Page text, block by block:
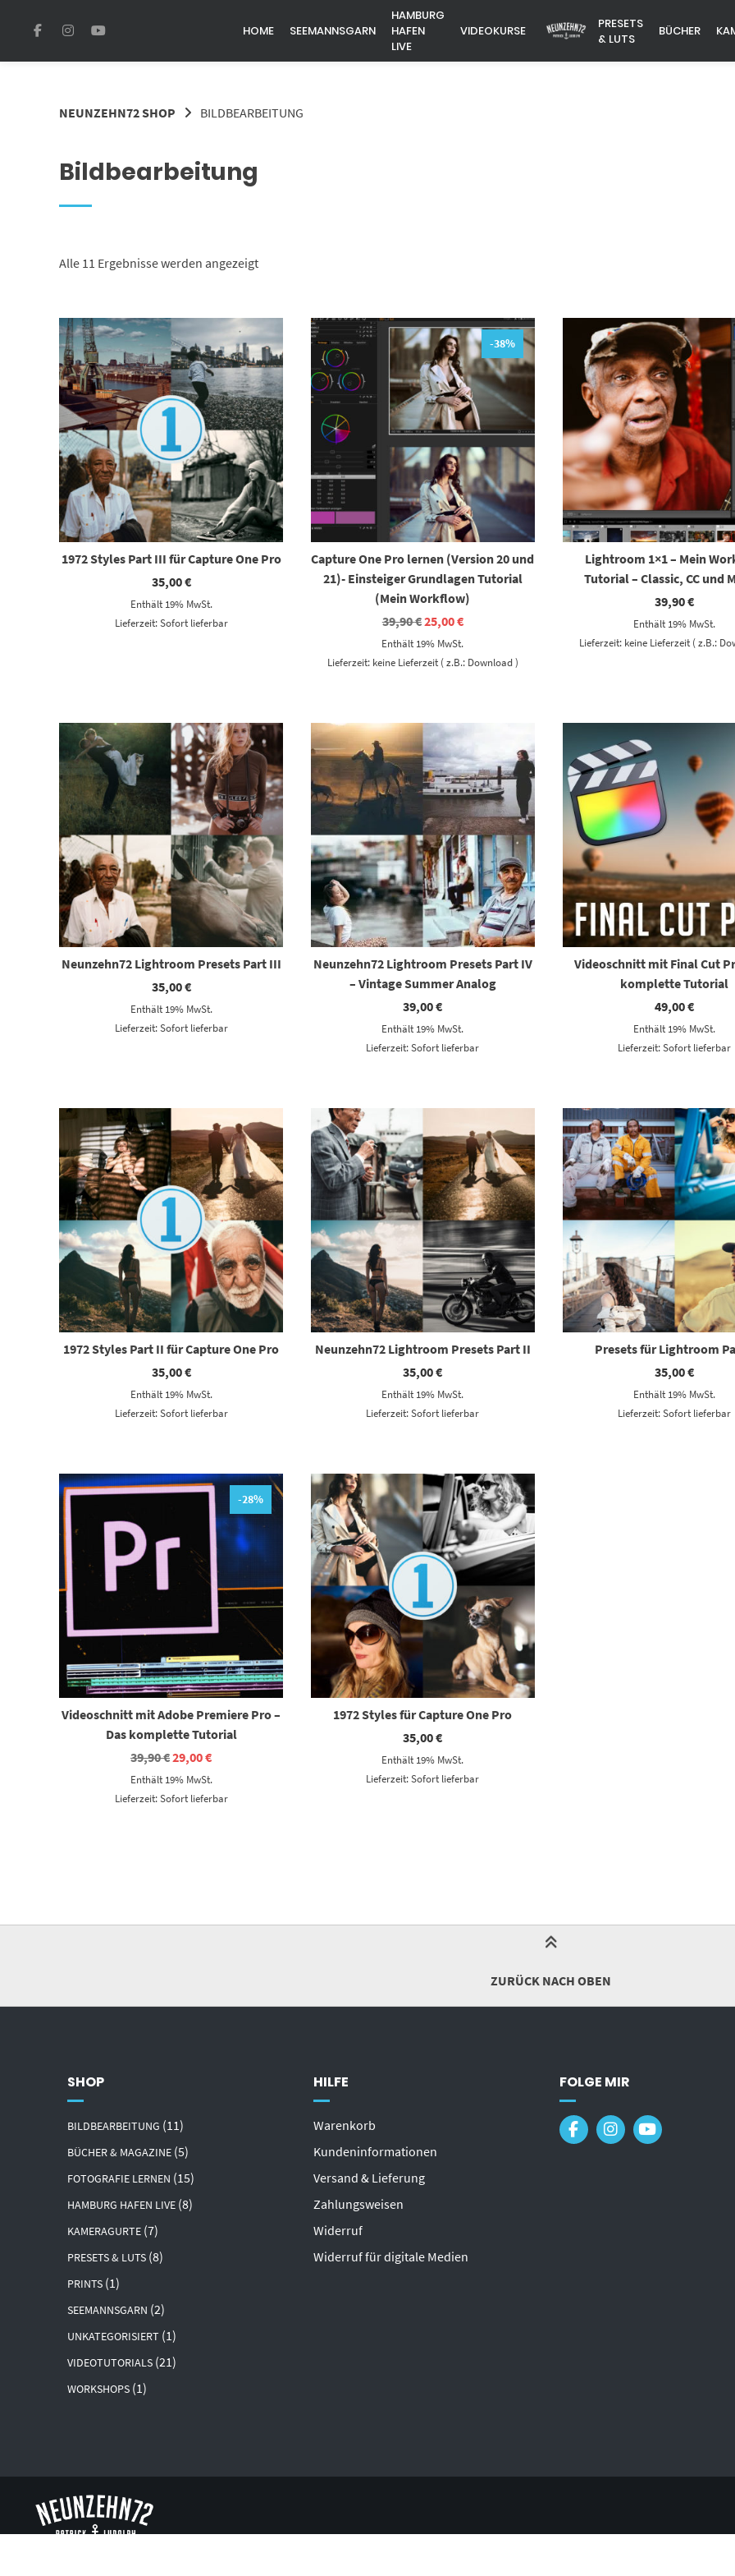
HOME SEEMANNSGARN
HAMBURG
HAFEN
LIVE
VIDEOKURSE
PRESETS
& LUTS
BÜCHER
NEUNZEHN72 SHOP BILDBEARBEITUNG
Bildbearbeitung
Alle 11 Ergebnisse werden angezeigt
1972 Styles Part III für Capture One Pro
35,00€
Enthält 19% MwSt.
Lieferzeit: Sofort lieferbar
-38%
Capture One Pro lernen (Version 20 und
21)- Einsteiger Grundlagen Tutorial
(Mein Workflow)
39,90€Ursprünglicher
Preis
war:
39,90 €
25,00€Aktueller
ist:
25,00 €.
Enthält 19% MwSt.
Lieferzeit: keine Lieferzeit ( z.B.: Download )
Lightroom 1×1 – Mein
Tutorial – Classic, CC und
39,90€
Enthält 19% MwSt.
Lieferzeit: keine Lieferzeit ( z.B.:
Neunzehn72 Lightroom Presets Part III
35,00€
Enthält 19% MwSt.
Lieferzeit: Sofort lieferbar
Neunzehn72 Lightroom Presets Part IV
– Vintage Summer Analog
39,00€
Enthält 19% MwSt.
Lieferzeit: Sofort lieferbar
Videoschnitt mit Final Cut
komplette Tutorial
49,00€
Enthält 19% MwSt.
Lieferzeit: Sofort lieferbar
1972 Styles Part II für Capture One Pro
35,00€
Enthält 19% MwSt.
Lieferzeit: Sofort lieferbar
Neunzehn72 Lightroom Presets Part II
35,00€
Enthält 19% MwSt.
Lieferzeit: Sofort lieferbar
Presets für Lightroom
35,00€
Enthält 19% MwSt.
Lieferzeit: Sofort lieferbar
-28%
Videoschnitt mit Adobe Premiere Pro –
Das komplette Tutorial
39,90€Ursprünglicher
Preis
war:
39,90 €
29,00€Aktueller
ist:
29,00 €.
Enthält 19% MwSt.
Lieferzeit: Sofort lieferbar
1972 Styles für Capture One Pro
35,00€
Enthält 19% MwSt.
Lieferzeit: Sofort lieferbar
ZURÜCK NACH OBEN
SHOP
BILDBEARBEITUNG (11)
BÜCHER & MAGAZINE (5)
FOTOGRAFIE LERNEN (15)
HAMBURG HAFEN LIVE (8)
KAMERAGURTE (7)
PRESETS & LUTS (8)
PRINTS (1)
SEEMANNSGARN (2)
UNKATEGORISIERT (1)
VIDEOTUTORIALS (21)
WORKSHOPS (1)
HILFE
Warenkorb
Kundeninformationen
Versand & Lieferung
Zahlungsweisen
Widerruf
Widerruf für digitale Medien
FOLGE MIR